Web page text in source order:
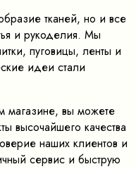
тканей, но и все
и рукоделия. Мы
пуговицы, ленты и
идеи стали
магазине, вы можете
высочайшего качества
наших клиентов и
сервис и быструю